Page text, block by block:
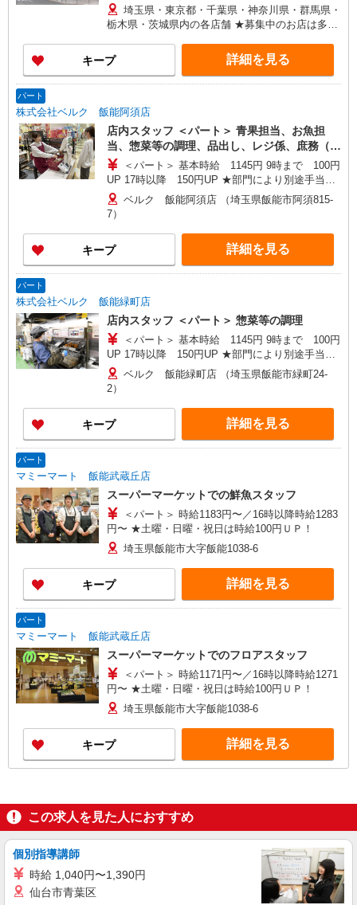
ます。 ＜パートのみ＞ ★朝9時までは基本時給＋
100円、17時以降は基本時給＋150円となります。
★日・祝日は全時間帯で時給＋100円となります。
★店舗により鮮魚手当・レジ手当があります。
埼玉県・東京都・千葉県・神奈川県・群馬県・
栃木県・茨城県内の各店舗 ★募集中のお店は多数
もございます。 ＜埼玉県＞ さいたま市、川口市、
戸田市、新座市、 八潮市、越谷市、所沢市、富士
見市、三芳町、ふじみ野市、狭山市、川越市、入
市、上尾市、北本市、坂戸市、鶴ヶ島市、毛呂山
町、東松山市、鴻巣市、行田市、 羽生市、加須
市、熊谷市、深谷市、本庄市、上里町、秩父市、
三郷市、寄居町、和光市、白岡市 ＜東京都＞ 江戸
川区、足立区、町田市、八王子市、青梅市、東大
和市、葛飾区、練馬区 ＜神奈川県＞ 横浜市鶴見
区、横浜市都筑区、座間市、伊勢原市、相模原市
中央区、秦野市、厚木市 ＜千葉県＞ 市川市、松戸
市、千葉市中央区、鎌ケ谷市、印西市、佐倉市、
白井市、船橋市、我孫子市、浦安市、富里市 ＜群
馬県＞ 高崎市、前橋市、藤岡市、伊勢崎市、太田
キープ 詳細を見る
パート
株式会社ベルク 飯能阿須店
店内スタッフ ＜パート＞ 青果担当、お魚担
当、惣菜等の調理、品出し、レジ係、庶務（カ
ート回収・清掃、他）、店内清掃
＜パート＞ 基本時給 1145円 9時まで 100円
UP 17時以降 150円UP ★部門により別途手当が
つく場合あり ※22時以降 基本時給より25％UP
★評価制度で時給UP！ ★パートは日・祝日は更
に時給100円UP！ 上記時間帯は募集時間ではあり
ません。募集時間は勤務時間・曜日欄でご確認く
ださい。
ベルク 飯能阿須店 （埼玉県飯能市阿須815-
7）
キープ 詳細を見る
パート
株式会社ベルク 飯能緑町店
店内スタッフ ＜パート＞ 惣菜等の調理
＜パート＞ 基本時給 1145円 9時まで 100円
UP 17時以降 150円UP ★部門により別途手当が
つく場合あり ※22時以降 基本時給より25％UP
★評価制度で時給UP！ ★パートは日・祝日は更
に時給100円UP！ 上記時間帯は募集時間ではあり
ません。募集時間は勤務時間・曜日欄でご確認く
ださい。
ベルク 飯能緑町店 （埼玉県飯能市緑町24-
2）
キープ 詳細を見る
パート
マミーマート 飯能武蔵丘店
スーパーマーケットでの鮮魚スタッフ
＜パート＞ 時給1183円〜／16時以降時給1283
円〜 ★土曜・日曜・祝日は時給100円ＵＰ！
埼玉県飯能市大字飯能1038-6
キープ 詳細を見る
パート
マミーマート 飯能武蔵丘店
スーパーマーケットでのフロアスタッフ
＜パート＞ 時給1171円〜／16時以降時給1271
円〜 ★土曜・日曜・祝日は時給100円ＵＰ！
埼玉県飯能市大字飯能1038-6
キープ 詳細を見る
この求人を見た人におすすめ
個別指導講師
時給 1,040円〜1,390円
仙台市青葉区